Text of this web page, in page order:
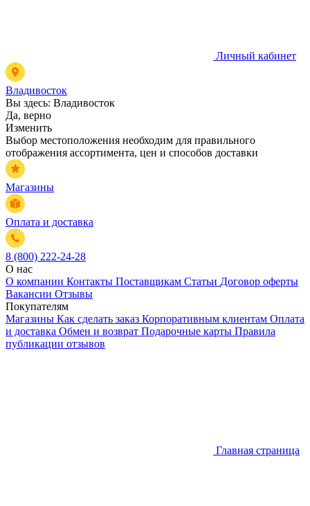
Личный кабинет
Владивосток
Вы здесь: Владивосток
Да, верно
Изменить
Выбор местоположения необходим для правильного
отображения ассортимента, цен и способов доставки
Магазины
Оплата и доставка
8 (800) 222-24-28
О нас
О компании Контакты Поставщикам Статьи Договор оферты
Вакансии Отзывы
Покупателям
Магазины Как сделать заказ Корпоративным клиентам Оплата
и доставка Обмен и возврат Подарочные карты Правила
публикации отзывов
Главная страница